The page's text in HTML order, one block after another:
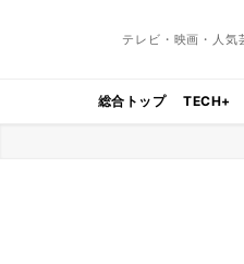
テレビ・映画・人気
総合トップ TECH+